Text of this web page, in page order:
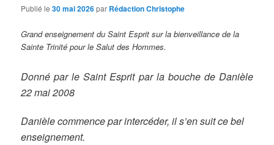
Publié le30 mai 2026par Rédaction Christophe
Grand enseignement du Saint Esprit sur la bienveillance de la
Sainte Trinité pour le Salut des Hommes.
Donné par le Saint Esprit par la bouche de Danièle
22 mai 2008
Danièle commence par intercéder, il s’en suit ce bel
enseignement.